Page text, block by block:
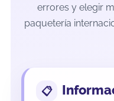
errores y elegir
paquetería